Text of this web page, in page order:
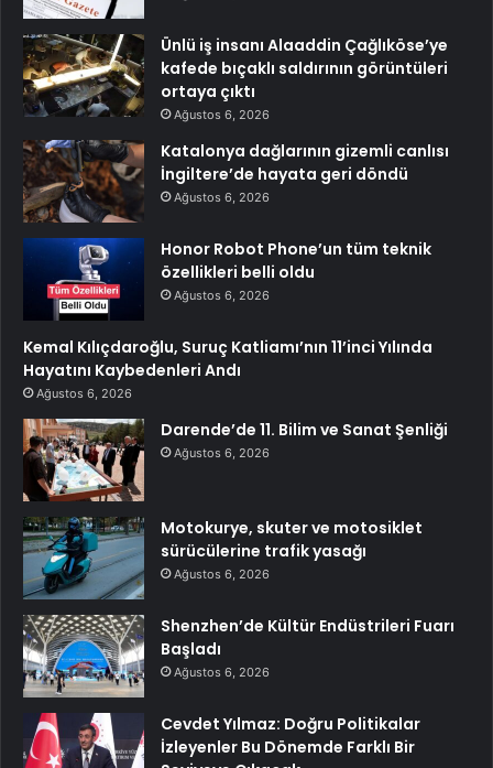
Ünlü iş insanı Alaaddin Çağlıköse’ye
kafede bıçaklı saldırının görüntüleri
ortaya çıktı
Ağustos 6, 2026
Katalonya dağlarının gizemli canlısı
İngiltere’de hayata geri döndü
Ağustos 6, 2026
Honor Robot Phone’un tüm teknik
özellikleri belli oldu
Ağustos 6, 2026
Kemal Kılıçdaroğlu, Suruç Katliamı’nın 11’inci Yılında
Hayatını Kaybedenleri Andı
Ağustos 6, 2026
Darende’de 11. Bilim ve Sanat Şenliği
Ağustos 6, 2026
Motokurye, skuter ve motosiklet
sürücülerine trafik yasağı
Ağustos 6, 2026
Shenzhen’de Kültür Endüstrileri Fuarı
Başladı
Ağustos 6, 2026
Cevdet Yılmaz: Doğru Politikalar
İzleyenler Bu Dönemde Farklı Bir